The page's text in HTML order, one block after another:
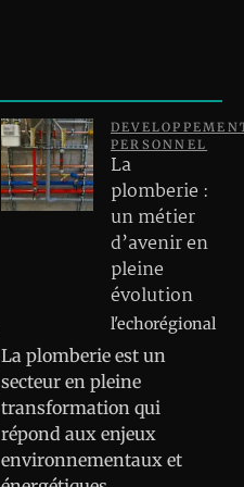
PERSONNEL
La
plomberie :
un métier
d’avenir en
pleine
évolution
l'echorégional
La plomberie est un
secteur en pleine
transformation qui
répond aux enjeux
environnementaux et